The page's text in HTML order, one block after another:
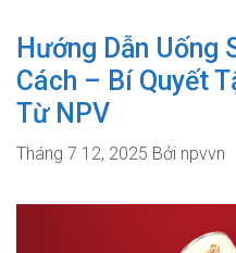
Hướng Dẫn Uống
Cách – Bí Quyết
Từ NPV
Tháng 7 12, 2025 Bởi npvvn